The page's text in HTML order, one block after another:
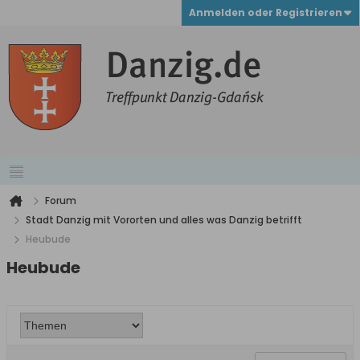
Anmelden oder Registrieren
Forum
Stadt Danzig mit Vororten und alles was Danzig betrifft
Heubude
Heubude